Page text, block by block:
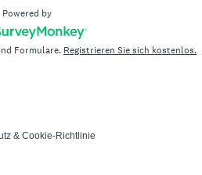
Powered by
Formulare. Registrieren Sie sich kostenlos.
& Cookie-Richtlinie